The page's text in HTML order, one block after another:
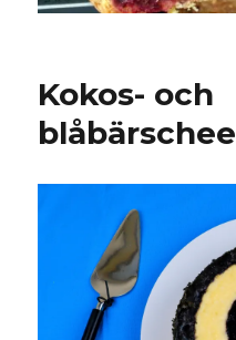
Kokos- och